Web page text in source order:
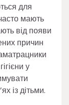
для
мають
від появи
причин
у
із дітьми.